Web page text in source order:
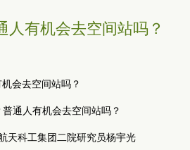
人有机会去空间站吗？
会去空间站吗？
通人有机会去空间站吗？
天科工集团二院研究员杨宇光